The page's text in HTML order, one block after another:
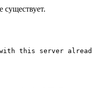
with this server